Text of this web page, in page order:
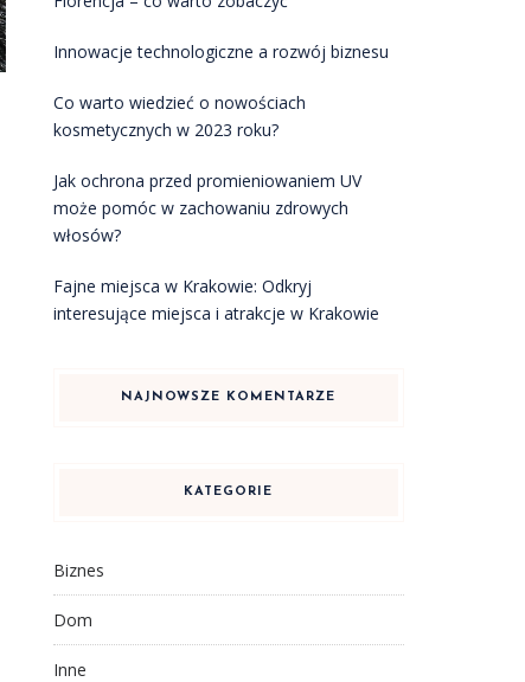
Innowacje technologiczne a rozwój biznesu
Co warto wiedzieć o nowościach
kosmetycznych w 2023 roku?
Jak ochrona przed promieniowaniem UV
może pomóc w zachowaniu zdrowych
włosów?
Fajne miejsca w Krakowie: Odkryj
interesujące miejsca i atrakcje w Krakowie
NAJNOWSZE KOMENTARZE
KATEGORIE
Biznes
Dom
Inne